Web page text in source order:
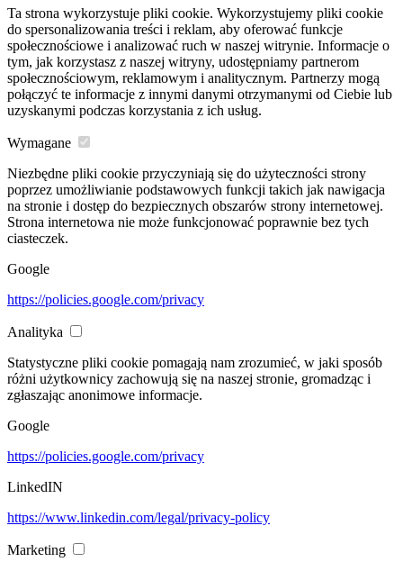
Ta strona wykorzystuje pliki cookie. Wykorzystujemy pliki cookie
do spersonalizowania treści i reklam, aby oferować funkcje
społecznościowe i analizować ruch w naszej witrynie. Informacje o
tym, jak korzystasz z naszej witryny, udostępniamy partnerom
społecznościowym, reklamowym i analitycznym. Partnerzy mogą
połączyć te informacje z innymi danymi otrzymanymi od Ciebie lub
uzyskanymi podczas korzystania z ich usług.
Wymagane
Niezbędne pliki cookie przyczyniają się do użyteczności strony
poprzez umożliwianie podstawowych funkcji takich jak nawigacja
na stronie i dostęp do bezpiecznych obszarów strony internetowej.
Strona internetowa nie może funkcjonować poprawnie bez tych
ciasteczek.
Google
https://policies.google.com/privacy
Analityka
Statystyczne pliki cookie pomagają nam zrozumieć, w jaki sposób
różni użytkownicy zachowują się na naszej stronie, gromadząc i
zgłaszając anonimowe informacje.
Google
https://policies.google.com/privacy
LinkedIN
https://www.linkedin.com/legal/privacy-policy
Marketing